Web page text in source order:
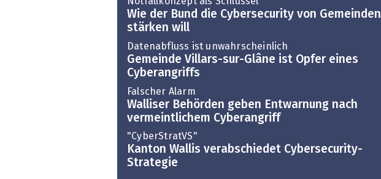
Wie der Bund die Cybersecurity von Gemeinden
stärken will
Datenabfluss ist unwahrscheinlich
Gemeinde Villars-sur-Glâne ist Opfer eines
Cyberangriffs
Falscher Alarm
Walliser Behörden geben Entwarnung nach
vermeintlichem Cyberangriff
"CyberStratVS"
Kanton Wallis verabschiedet Cybersecurity-
Strategie